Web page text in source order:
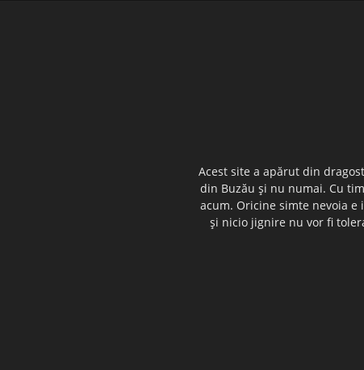
Acest site a apărut din
din Buzău şi nu numai. Cu
acum. Oricine simte nevoia
şi nicio jignire nu vor fi